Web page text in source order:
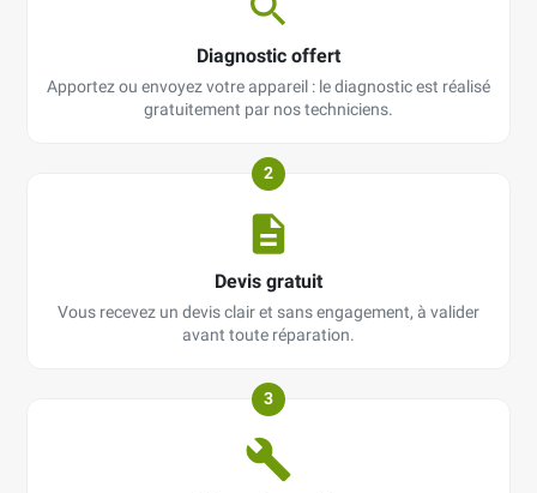
Diagnostic offert
Apportez ou envoyez votre appareil : le diagnostic est réalisé
gratuitement par nos techniciens.
2
Devis gratuit
Vous recevez un devis clair et sans engagement, à valider
avant toute réparation.
3